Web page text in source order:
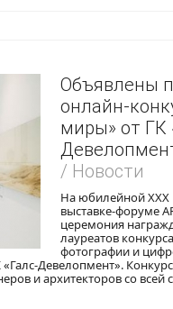
Объявлены
онлайн-
миры» от ГК
/ Новости
На юбилейной
выставке-форуме
церемония
лауреатов
фотографии и
Девелопмент».
и архитекторов со всей